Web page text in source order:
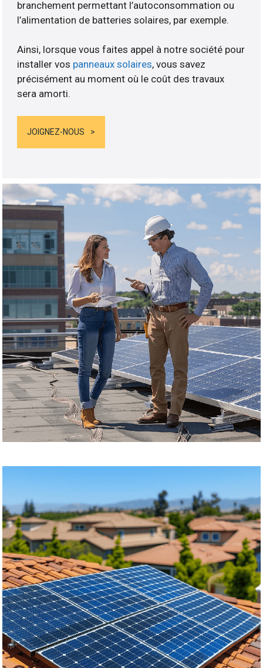
branchement permettant l’autoconsommation ou
l’alimentation de batteries solaires, par exemple.
Ainsi, lorsque vous faites appel à notre société pour
installer vos panneaux solaires, vous savez
précisément au moment où le coût des travaux
sera amorti.
JOIGNEZ-NOUS